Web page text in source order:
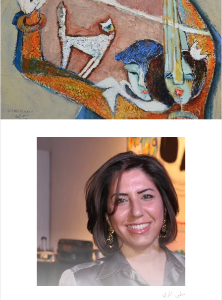
ل
ك
ت
و
ن
ي
ا
سلمى المري